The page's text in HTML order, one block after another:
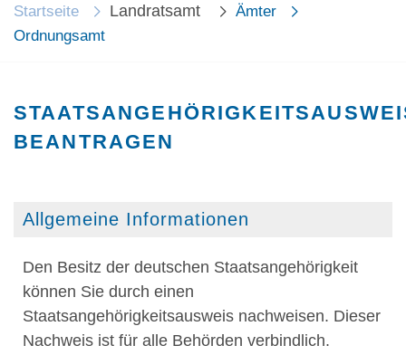
Startseite Landratsamt
Ämter
Ordnungsamt
BEANTRAGEN
Allgemeine Informationen
Den Besitz der deutschen Staatsangehörigkeit
können Sie durch einen
Staatsangehörigkeitsausweis nachweisen. Dieser
Nachweis ist für alle Behörden verbindlich.